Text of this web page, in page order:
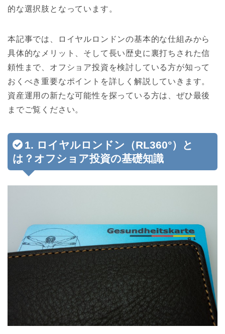
的な選択肢となっています。
本記事では、ロイヤルロンドンの基本的な仕組みから
具体的なメリット、そして長い歴史に裏打ちされた信
頼性まで、オフショア投資を検討している方が知って
おくべき重要なポイントを詳しく解説していきます。
資産運用の新たな可能性を探っている方は、ぜひ最後
までご覧ください。
1. ロイヤルロンドン（RL360°）と
は？オフショア投資の基礎知識